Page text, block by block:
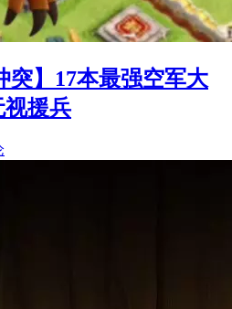
突】17本最强空军大
视援兵